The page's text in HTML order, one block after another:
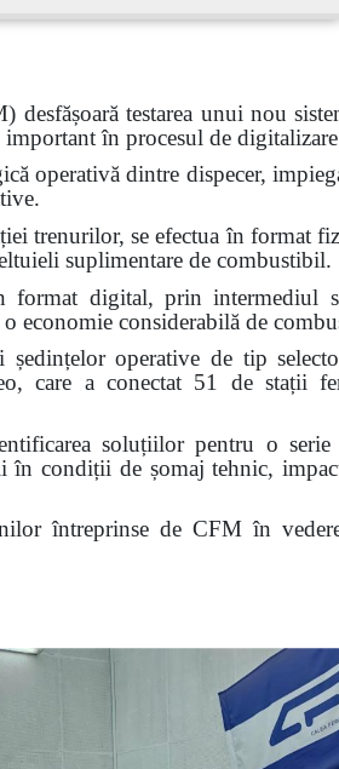
testarea unui nou
în procesul de
operativă dintre dispecer,
trenurilor, se efectua în format
suplimentare de combustibil.
format digital, prin intermediul
economie considerabilă de
operative de tip
care a conectat 51 de stații
soluțiilor pentru o
condiții de șomaj tehnic,
întreprinse de CFM în